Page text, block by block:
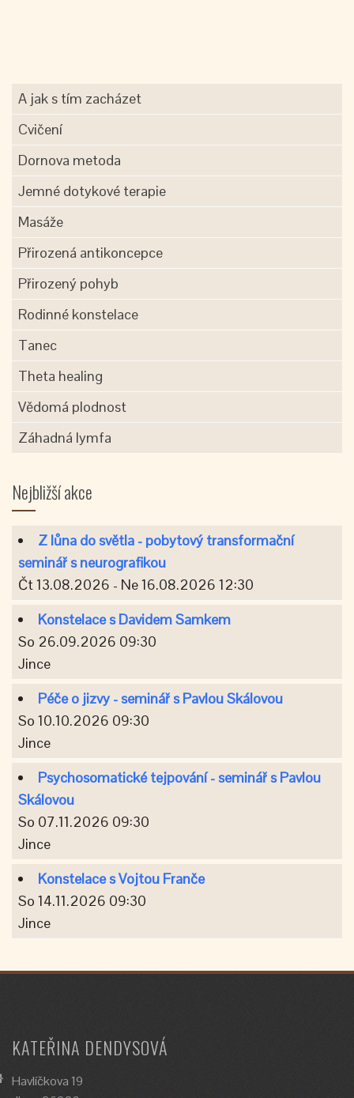
A jak s tím zacházet
Cvičení
Dornova metoda
Jemné dotykové terapie
Masáže
Přirozená antikoncepce
Přirozený pohyb
Rodinné konstelace
Tanec
Theta healing
Vědomá plodnost
Záhadná lymfa
Nejbližší akce
Z lůna do světla - pobytový transformační
seminář s neurografikou
Čt 13.08.2026 - Ne 16.08.2026 12:30
Konstelace s Davidem Samkem
So 26.09.2026 09:30
Jince
Péče o jizvy - seminář s Pavlou Skálovou
So 10.10.2026 09:30
Jince
Psychosomatické tejpování - seminář s Pavlou
Skálovou
So 07.11.2026 09:30
Jince
Konstelace s Vojtou Franče
So 14.11.2026 09:30
Jince
KATEŘINA DENDYSOVÁ
Havlíčkova 19